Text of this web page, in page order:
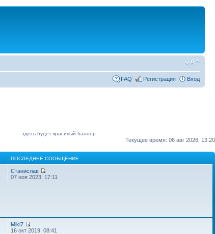
FAQ Регистрация Вход
здесь будет красивый баннер
Текущее время: 06 авг 2026, 13:20
ПОСЛЕДНЕЕ СООБЩЕНИЕ
Станислав
07 ноя 2023, 17:11
Miki7
16 окт 2019, 08:41